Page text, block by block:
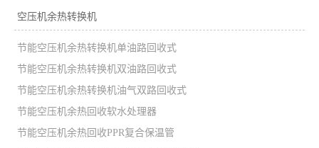
空压机余热转换机
节能空压机余热转换机单油路回收式
节能空压机余热转换机双油路回收式
节能空压机余热转换机油气双路回收式
节能空压机余热回收软水处理器
节能空压机余热回收PPR复合保温管